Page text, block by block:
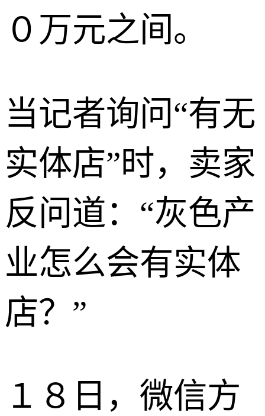
０万元之间。
当记者询问“有无
实体店”时，卖家
反问道：“灰色产
业怎么会有实体
店？”
１８日，微信方